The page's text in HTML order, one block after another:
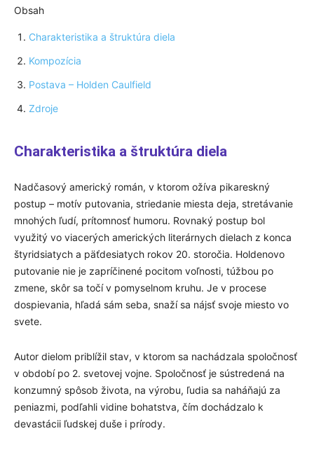
Obsah
Charakteristika a štruktúra diela
Kompozícia
Postava – Holden Caulfield
Zdroje
Charakteristika a štruktúra diela
Nadčasový americký román, v ktorom ožíva pikareskný
postup – motív putovania, striedanie miesta deja, stretávanie
mnohých ľudí, prítomnosť humoru. Rovnaký postup bol
využitý vo viacerých amerických literárnych dielach z konca
štyridsiatych a päťdesiatych rokov 20. storočia. Holdenovo
putovanie nie je zapríčinené pocitom voľnosti, túžbou po
zmene, skôr sa točí v pomyselnom kruhu. Je v procese
dospievania, hľadá sám seba, snaží sa nájsť svoje miesto vo
svete.
Autor dielom priblížil stav, v ktorom sa nachádzala spoločnosť
v období po 2. svetovej vojne. Spoločnosť je sústredená na
konzumný spôsob života, na výrobu, ľudia sa naháňajú za
peniazmi, podľahli vidine bohatstva, čím dochádzalo k
devastácii ľudskej duše i prírody.